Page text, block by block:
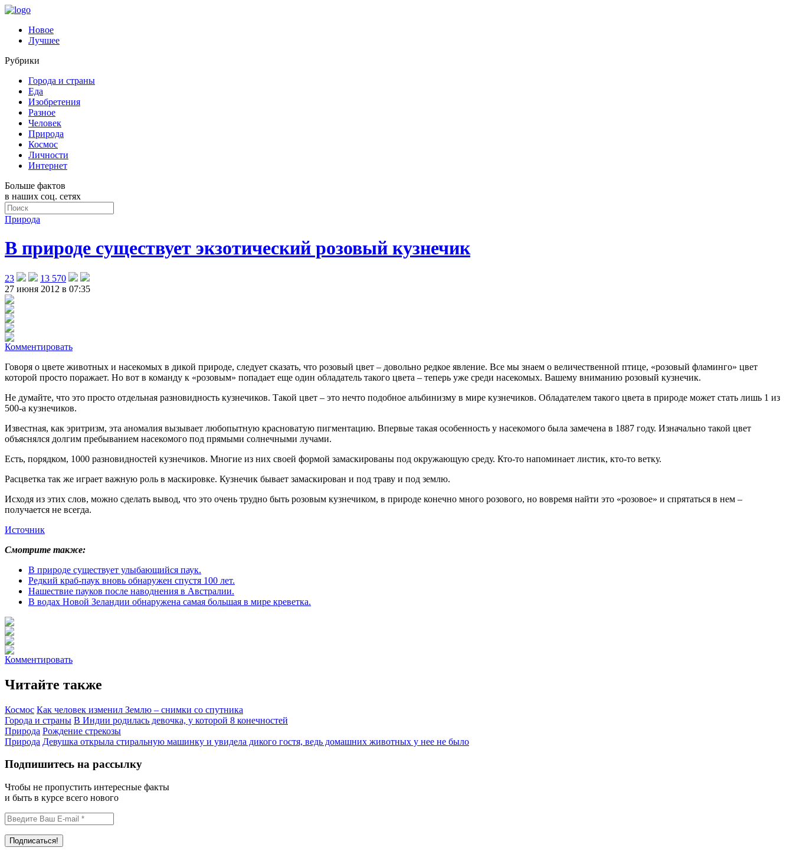
Новое
Лучшее
Рубрики
Города и страны
Еда
Изобретения
Разное
Человек
Природа
Космос
Личности
Интернет
Больше фактов
в наших соц. сетях
Природа
В природе существует экзотический розовый кузнечик
23
13 570
27 июня 2012 в 07:35
Комментировать
Говоря о цвете животных и насекомых в дикой природе, следует сказать, что розовый цвет – довольно редкое явление. Все мы знаем о величественной птице, «розовый фламинго» цвет
которой просто поражает. Но вот в команду к «розовым» попадает еще один обладатель такого цвета – теперь уже среди насекомых. Вашему вниманию розовый кузнечик.
Не думайте, что это просто отдельная разновидность кузнечиков. Такой цвет – это нечто подобное альбинизму в мире кузнечиков. Обладателем такого цвета в природе может стать лишь 1 из
500-а кузнечиков.
Известная, как эритризм, эта аномалия вызывает любопытную красноватую пигментацию. Впервые такая особенность у насекомого была замечена в 1887 году. Изначально такой цвет
объяснялся долгим пребыванием насекомого под прямыми солнечными лучами.
Есть, порядком, 1000 разновидностей кузнечиков. Многие из них своей формой замаскированы под окружающую среду. Кто-то напоминает листик, кто-то ветку.
Расцветка так же играет важную роль в маскировке. Кузнечик бывает замаскирован и под траву и под землю.
Исходя из этих слов, можно сделать вывод, что это очень трудно быть розовым кузнечиком, в природе конечно много розового, но вовремя найти это «розовое» и спрятаться в нем –
получается не всегда.
Источник
Смотрите также:
В природе существует улыбающийся паук.
Редкий краб-паук вновь обнаружен спустя 100 лет.
Нашествие пауков после наводнения в Австралии.
В водах Новой Зеландии обнаружена самая большая в мире креветка.
Комментировать
Читайте также
Космос Как человек изменил Землю – снимки со спутника
Города и страны В Индии родилась девочка, у которой 8 конечностей
Природа Рождение стрекозы
Природа Девушка открыла стиральную машинку и увидела дикого гостя, ведь домашних животных у нее не было
Подпишитесь на рассылку
Чтобы не пропустить интересные факты
и быть в курсе всего нового